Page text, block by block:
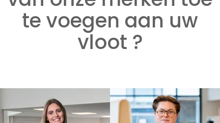
te voegen aan uw
vloot ?